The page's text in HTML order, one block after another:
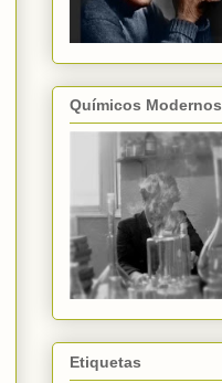
Químicos Modernos
Etiquetas